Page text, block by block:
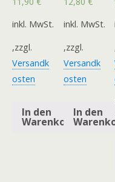
inkl. MwSt.
,zzgl.
Versandk
osten
In den
Warenkorb
inkl. MwSt.
,zzgl.
Versandk
osten
In den